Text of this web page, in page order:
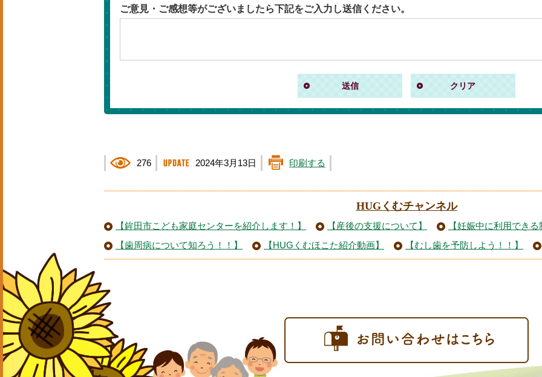
ご意見・ご感想等がございましたら下記をご入力し送信ください。
276 2024年3月13日 印刷する
HUGくむチャンネル
【鉾田市こども家庭センターを紹介します！】 【産後の支援について】
【妊娠中に利用でき
【歯周病について知ろう！！】
【HUGくむほこた紹介動画】 【むし歯を予防しよう！！】